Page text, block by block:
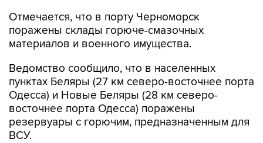
Отмечается, что в порту Черноморск
поражены склады горюче-смазочных
материалов и военного имущества.
Ведомство сообщило, что в населенных
пунктах Беляры (27 км северо-восточнее порта
Одесса) и Новые Беляры (28 км северо-
восточнее порта Одесса) поражены
резервуары с горючим, предназначенным для
ВСУ.